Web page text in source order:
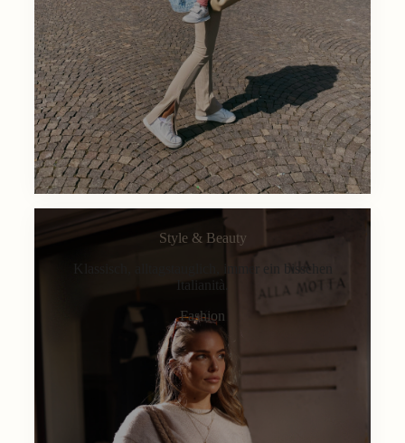
Style & Beauty
Klassisch, alltagstauglich, immer ein bisschen
Italianità.
Fashion